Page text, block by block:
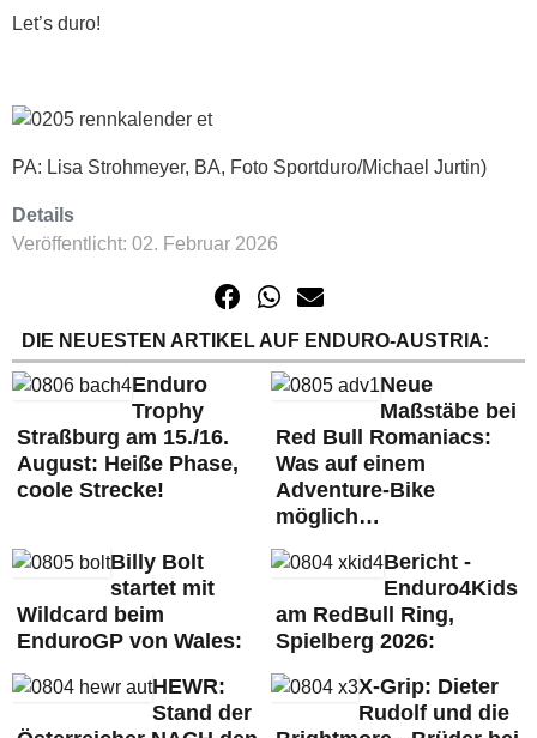
Let’s duro!
PA: Lisa Strohmeyer, BA, Foto Sportduro/Michael Jurtin)
Details
Veröffentlicht: 02. Februar 2026
DIE NEUESTEN ARTIKEL AUF ENDURO-AUSTRIA:
Enduro
Trophy
Straßburg am 15./16.
August: Heiße Phase,
coole Strecke!
Neue
Maßstäbe bei
Red Bull Romaniacs:
Was auf einem
Adventure-Bike
möglich…
Billy Bolt
startet mit
Wildcard beim
EnduroGP von Wales:
Bericht -
Enduro4Kids
am RedBull Ring,
Spielberg 2026:
HEWR:
Stand der
X-Grip: Dieter
Rudolf und die